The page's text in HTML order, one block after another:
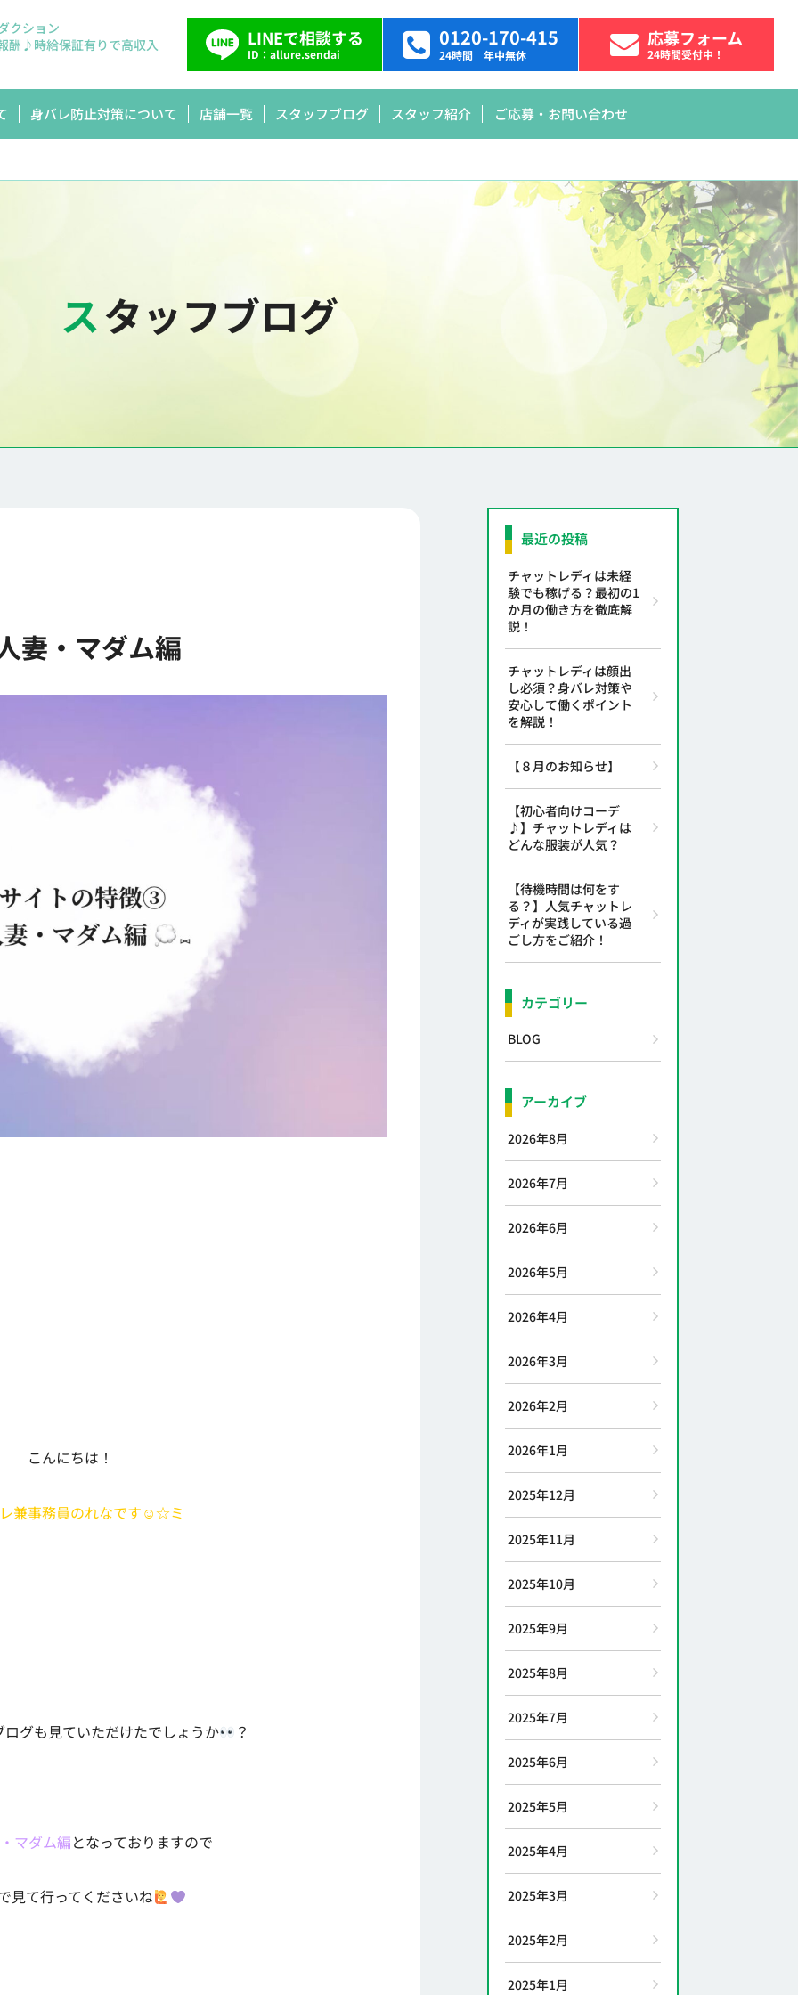
クション
酬♪ 時給保証有りで高収入 LINEで相談する
ID：allure.sendai
0120-170-415
24時間 年中無休
応募フォーム
24時間受付中！
身バレ防止対策について 店舗一覧 スタッフブログ スタッフ紹介 ご応募・お問い合わせ
スタッフブログ
妻・マダム編
こんにちは！
兼事務員のれなです☺☆ミ
グも見ていただけたでしょうか ？
マダム編となっておりますので
見て行ってくださいね
最近の投稿
チャットレディは未経
験でも稼げる？最初の1
か月の働き方を徹底解
説！
チャットレディは顔出
し必須？身バレ対策や
安心して働くポイント
を解説！
【８月のお知らせ】
【初心者向けコーデ
♪】チャットレディは
どんな服装が人気？
【待機時間は何をす
る？】人気チャットレ
ディが実践している過
ごし方をご紹介！
カテゴリー
BLOG
アーカイブ
2026年8月
2026年7月
2026年6月
2026年5月
2026年4月
2026年3月
2026年2月
2026年1月
2025年12月
2025年11月
2025年10月
2025年9月
2025年8月
2025年7月
2025年6月
2025年5月
2025年4月
2025年3月
2025年2月
2025年1月